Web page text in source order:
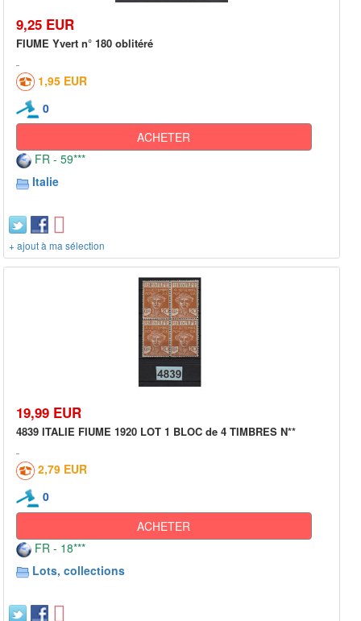
9,25 EUR
FIUME Yvert n° 180 oblitéré
1,95 EUR
0
ACHETER
FR - 59***
Italie
+ ajout à ma sélection
19,99 EUR
4839 ITALIE FIUME 1920 LOT 1 BLOC de 4 TIMBRES N**
2,79 EUR
0
ACHETER
FR - 18***
Lots, collections